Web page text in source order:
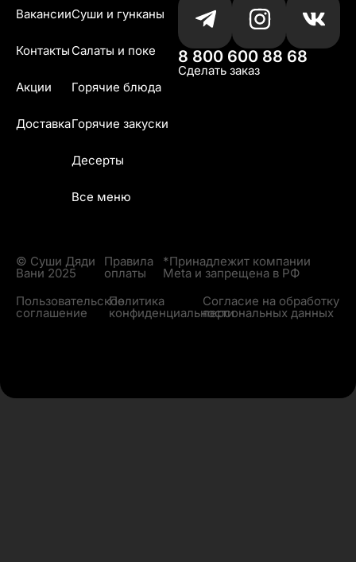
Вакансии
Контакты
Акции
Доставка
Суши и гунканы
Салаты и поке
Горячие блюда
Горячие закуски
Десерты
Все меню
8 800 600 88 68
Сделать заказ
© Суши Дяди
Вани 2025
Правила
оплаты
*Принадлежит компании
Meta и запрещена в РФ
Пользовательское
соглашение
Политика
конфиденциальности
Согласие на обработку
персональных данных